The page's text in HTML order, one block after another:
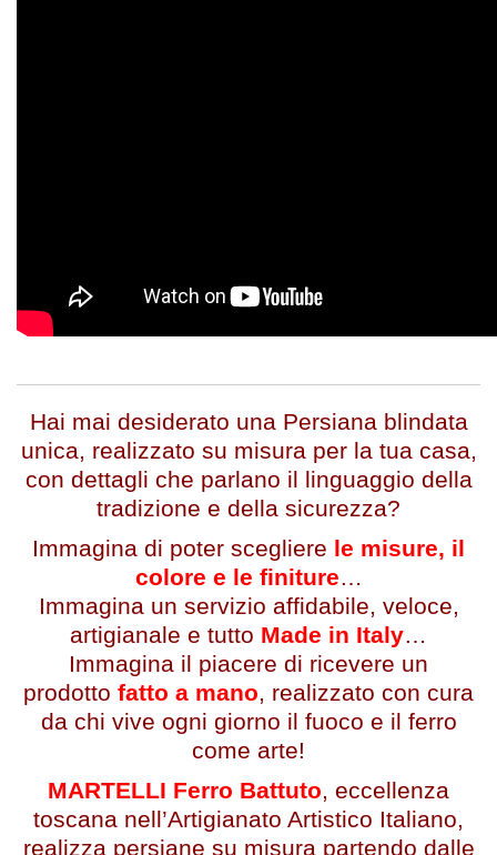
Hai mai desiderato una Persiana blindata
unica, realizzato su misura per la tua casa,
con dettagli che parlano il linguaggio della
tradizione e della sicurezza?
Immagina di poter scegliere le misure, il
colore e le finiture…
Immagina un servizio affidabile, veloce,
artigianale e tutto Made in Italy…
Immagina il piacere di ricevere un
prodotto fatto a mano, realizzato con cura
da chi vive ogni giorno il fuoco e il ferro
come arte!
MARTELLI Ferro Battuto, eccellenza
toscana nell’Artigianato Artistico Italiano,
realizza persiane su misura partendo dalle